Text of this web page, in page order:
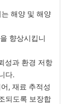
해양 및 해양
향상시킵니
성과 환경 저항
다.
, 재료 추적성
되도록 보장합